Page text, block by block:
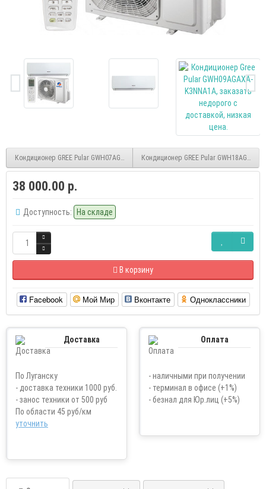
Кондиционер GREE Pular GWH07AGAXA-K3NNA1AКондиционер GREE Pular GWH18AGCXD-
38 000.00 р.
Доступность: На складе
В корзину
Facebook Мой Мир Вконтакте Одноклассники
Доставка
По Луганску
- доставка техники 1000 руб.
- занос техники от 500 руб
По области 45 руб/км
уточнить
Оплата
- наличными при получении
- терминал в офисе (+1%)
- безнал для Юр.лиц (+5%)